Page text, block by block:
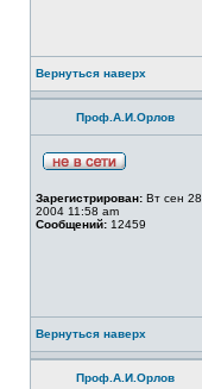
Вернуться наверх
Проф.А.И.Орлов
Зарегистрирован: Вт сен 28,
2004 11:58 am
Сообщений: 12459
Вернуться наверх
Проф.А.И.Орлов